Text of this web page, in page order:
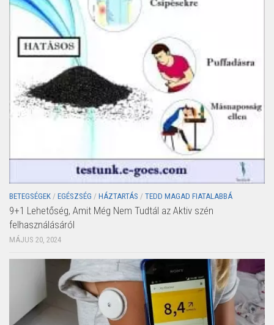
BETEGSÉGEK / EGÉSZSÉG / HÁZTARTÁS / TEDD MAGAD FIATALABBÁ
9+1 Lehetőség, Amit Még Nem Tudtál az Aktiv szén
felhasználásáról
MÁJUS 20, 2024